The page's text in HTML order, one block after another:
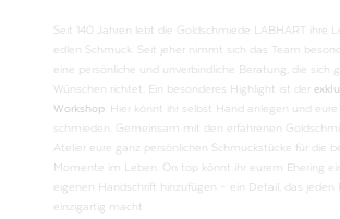
Seit 140 Jahren lebt die Goldschmiede LABHART ihre
edlen Schmuck. Seit jeher nimmt sich das Team
eine persönliche und unverbindliche Beratung, die sich
Wünschen richtet. Ein besonderes Highlight ist der
Workshop : Hier könnt ihr selbst Hand anlegen und
schmieden. Gemeinsam mit den erfahrenen
Atelier eure ganz persönlichen Schmuckstücke für die
Momente im Leben. On top könnt ihr eurem Ehering
eigenen Handschrift hinzufügen – ein Detail, das jeden
einzigartig macht.